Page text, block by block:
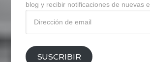
blog y recibir notificaciones de nuevas
email
SUSCRIBIR